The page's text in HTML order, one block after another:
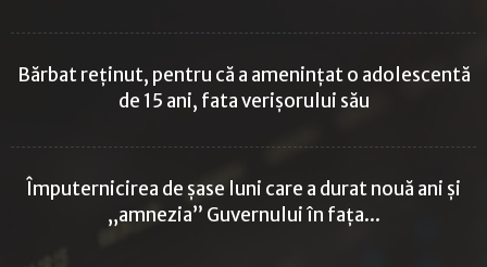
Bărbat reținut, pentru că a amenințat o adolescentă
de 15 ani, fata verișorului său
Împuternicirea de șase luni care a durat nouă ani și
„amnezia” Guvernului în fața...